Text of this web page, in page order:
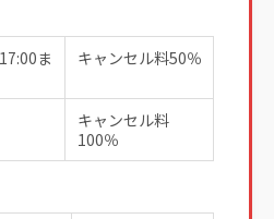
ま
キャンセル料50％
キャンセル料
100％